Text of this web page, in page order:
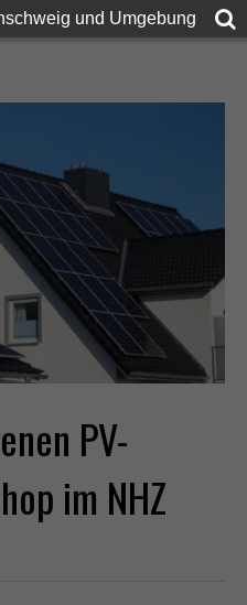
und Umgebung
PV-
im NHZ